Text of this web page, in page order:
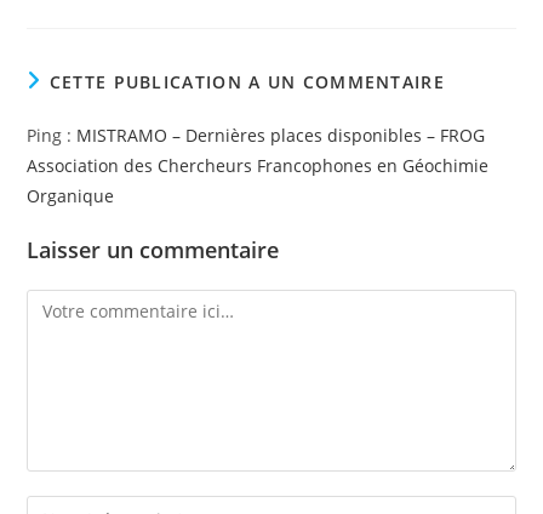
CETTE PUBLICATION A UN COMMENTAIRE
Ping : MISTRAMO – Dernières places disponibles – FROG
Association des Chercheurs Francophones en Géochimie
Organique
Laisser un commentaire